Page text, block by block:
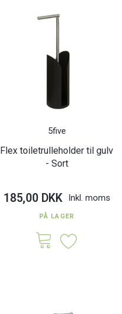
5five
Flex toiletrulleholder til gulv
- Sort
185,00 DKK Inkl. moms
PÅ LAGER